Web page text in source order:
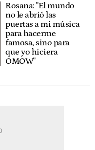
Rosana: "El mundo
no le abrió las
puertas a mi música
para hacerme
famosa, sino para
que yo hiciera
OMOW"